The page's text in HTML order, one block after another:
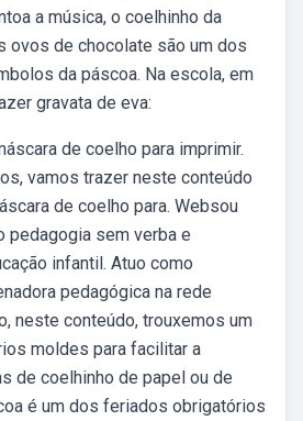
a música, o coelhinho da
ovos de chocolate são um dos
da páscoa. Na escola, em
gravata de eva:
de coelho para imprimir.
vamos trazer neste conteúdo
de coelho para. Websou
pedagogia sem verba e
infantil. Atuo como
pedagógica na rede
neste conteúdo, trouxemos um
moldes para facilitar a
de coelhinho de papel ou de
é um dos feriados obrigatórios